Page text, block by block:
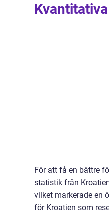
För att få en bättre
statistik från
vilket markerade en
för Kroatien som